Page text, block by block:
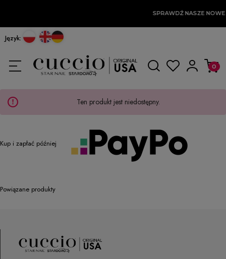
SPRAWDŹ NASZE NOWE
Język:
Ten produkt jest niedostępny.
Kup i zapłać później
Powiązane produkty